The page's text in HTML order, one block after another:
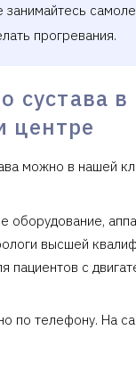
прогревания.
сустава
центре
можно в нашей
оборудование,
высшей
пациентов с
по телефону. На